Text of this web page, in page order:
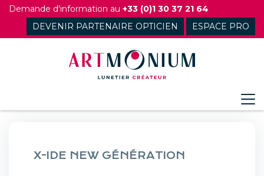
Skip
content
Demande d'information au +33 (0)1 30 37 21 64
DEVENIR PARTENAIRE OPTICIEN
ESPACE PRO
X-IDE NEW GÉNÉRATION